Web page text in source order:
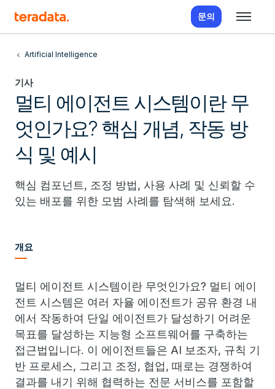
문의
Artificial Intelligence
기사
멀티 에이전트 시스템이란 무
엇인가요? 핵심 개념, 작동 방
식 및 예시
핵심 컴포넌트, 조정 방법, 사용 사례 및 신뢰할 수
있는 배포를 위한 모범 사례를 탐색해 보세요.
개요
멀티 에이전트 시스템이란 무엇인가요? 멀티 에이
전트 시스템은 여러 자율 에이전트가 공유 환경 내
에서 작동하여 단일 에이전트가 달성하기 어려운
목표를 달성하는 지능형 소프트웨어를 구축하는
접근법입니다. 이 에이전트들은 AI 보조자, 규칙 기
반 프로세스, 그리고 조정, 협업, 때로는 경쟁하여
결과를 내기 위해 협력하는 전문 서비스를 포함할